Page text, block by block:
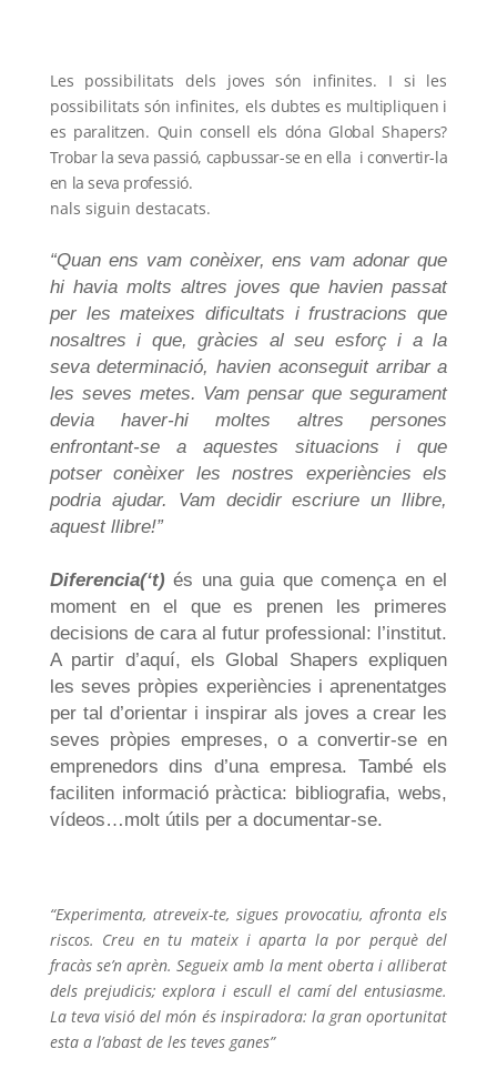
Les possibilitats dels joves són infinites. I si les
possibilitats són infinites, els dubtes es multipliquen i
es paralitzen. Quin consell els dóna Global Shapers?
Trobar la seva passió, capbussar-se en ella i convertir-la
en la seva professió.
nals siguin destacats.
“Quan ens vam conèixer, ens vam adonar que
hi havia molts altres joves que havien passat
per les mateixes dificultats i frustracions que
nosaltres i que, gràcies al seu esforç i a la
seva determinació, havien aconseguit arribar a
les seves metes. Vam pensar que segurament
devia haver-hi moltes altres persones
enfrontant-se a aquestes situacions i que
potser conèixer les nostres experiències els
podria ajudar. Vam decidir escriure un llibre,
aquest llibre!”
Diferencia(‘t)és una guia que comença en el
moment en el que es prenen les primeres
decisions de cara al futur professional: l’institut.
A partir d’aquí, els Global Shapers expliquen
les seves pròpies experiències i aprenentatges
per tal d’orientar i inspirar als joves a crear les
seves pròpies empreses, o a convertir-se en
emprenedors dins d’una empresa. També els
faciliten informació pràctica: bibliografia, webs,
vídeos…molt útils per a documentar-se.
“Experimenta, atreveix-te, sigues provocatiu, afronta els
riscos. Creu en tu mateix i aparta la por perquè del
fracàs se’n aprèn. Segueix amb la ment oberta i alliberat
dels prejudicis; explora i escull el camí del entusiasme.
La teva visió del món és inspiradora: la gran oportunitat
esta a l’abast de les teves ganes”